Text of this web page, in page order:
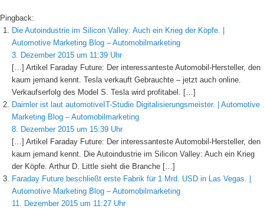
Pingback:
Die Autoindustrie im Silicon Valley: Auch ein Krieg der Köpfe. |
Automotive Marketing Blog – Automobilmarketing
3. Dezember 2015 um 11:39 Uhr
[…] Artikel Faraday Future: Der interessanteste Automobil-Hersteller, den
kaum jemand kennt. Tesla verkauft Gebrauchte – jetzt auch online.
Verkaufserfolg des Model S. Tesla wird profitabel. […]
Daimler ist laut automotiveIT-Studie Digitalisierungsmeister. | Automotive
Marketing Blog – Automobilmarketing
8. Dezember 2015 um 15:39 Uhr
[…] Artikel Faraday Future: Der interessanteste Automobil-Hersteller, den
kaum jemand kennt. Die Autoindustrie im Silicon Valley: Auch ein Krieg
der Köpfe. Arthur D. Little sieht die Branche […]
Faraday Future beschließt erste Fabrik für 1 Mrd. USD in Las Vegas. |
Automotive Marketing Blog – Automobilmarketing
11. Dezember 2015 um 11:27 Uhr